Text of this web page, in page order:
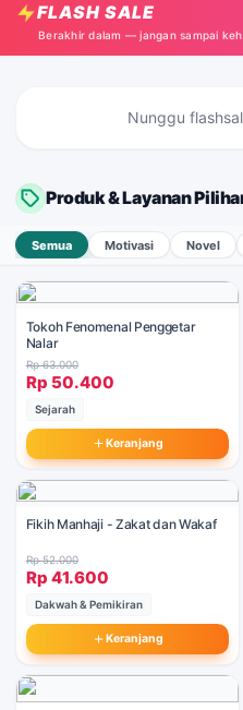
Memoir of Stientje
Tembang Ilalang
FLASH SALE
Berakhir dalam — jangan sampai
Nunggu
Produk & Layanan
Semua Motivasi Novel
Tokoh Fenomenal Penggetar
Nalar
Rp 63.000
Rp 50.400
Sejarah
Keranjang
Fikih Manhaji - Zakat dan Wakaf
Rp 52.000
Rp 41.600
Dakwah & Pemikiran
Keranjang